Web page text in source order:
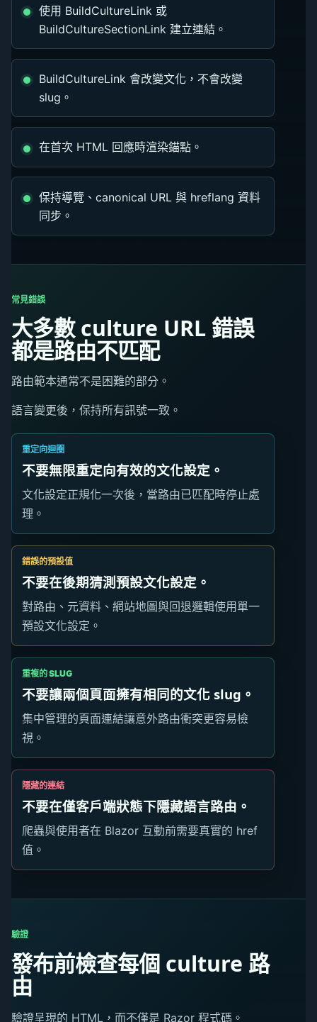
使用 BuildCultureLink 或
BuildCultureSectionLink 建立連結。
BuildCultureLink 會改變文化，不會改變
slug。
在首次 HTML 回應時渲染錨點。
保持導覽、canonical URL 與 hreflang 資料
同步。
常見錯誤
大多數 culture URL 錯誤
都是路由不匹配
路由範本通常不是困難的部分。
語言變更後，保持所有訊號一致。
重定向迴圈
不要無限重定向有效的文化設定。
文化設定正規化一次後，當路由已匹配時停止處
理。
錯誤的預設值
不要在後期猜測預設文化設定。
對路由、元資料、網站地圖與回退邏輯使用單一
預設文化設定。
重複的 SLUG
不要讓兩個頁面擁有相同的文化 slug。
集中管理的頁面連結讓意外路由衝突更容易檢
視。
隱藏的連結
不要在僅客戶端狀態下隱藏語言路由。
爬蟲與使用者在 Blazor 互動前需要真實的 href
值。
驗證
發布前檢查每個 culture 路
由
驗證呈現的 HTML，而不僅是 Razor 程式碼。